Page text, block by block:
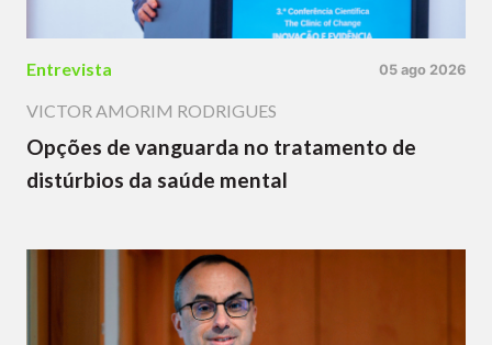
Entrevista 05 ago 2026
VICTOR AMORIM RODRIGUES
Opções de vanguarda no tratamento de
distúrbios da saúde mental